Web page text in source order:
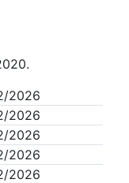
2026
2026
2026
2026
2026